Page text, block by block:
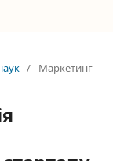
/ Маркетинг